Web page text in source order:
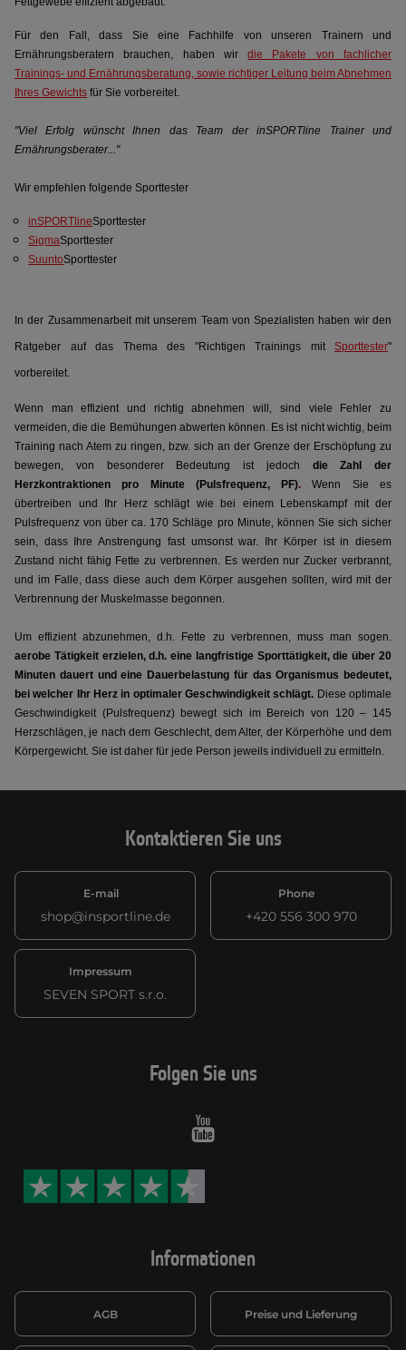
Für den Fall, dass Sie eine Fachhilfe von unseren Trainern und
Ernährungsberatern brauchen, haben wirdie Pakete von fachlicher
Trainings- und Ernährungsberatung, sowie richtiger Leitung beim Abnehmen
Ihres Gewichts für Sie vorbereitet.
"Viel Erfolg wünscht Ihnen das Team der inSPORTline Trainer und
Ernährungsberater..."
Wir empfehlen folgende Sporttester
inSPORTlineSporttester
SigmaSporttester
SuuntoSporttester
In der Zusammenarbeit mit unserem Team von Spezialisten haben wir den
Ratgeber auf das Thema des "Richtigen Trainings mit Sporttester"
vorbereitet.
Wenn man effizient und richtig abnehmen will, sind viele Fehler zu
vermeiden, die die Bemühungen abwerten können. Es ist nicht wichtig, beim
Training nach Atem zu ringen, bzw. sich an der Grenze der Erschöpfung zu
bewegen, von besonderer Bedeutung ist jedoch die Zahl der
Herzkontraktionen pro Minute (Pulsfrequenz, PF). Wenn Sie es
übertreiben und Ihr Herz schlägt wie bei einem Lebenskampf mit der
Pulsfrequenz von über ca. 170 Schläge pro Minute, können Sie sich sicher
sein, dass Ihre Anstrengung fast umsonst war. Ihr Körper ist in diesem
Zustand nicht fähig Fette zu verbrennen. Es werden nur Zucker verbrannt,
und im Falle, dass diese auch dem Körper ausgehen sollten, wird mit der
Verbrennung der Muskelmasse begonnen.
Um effizient abzunehmen, d.h. Fette zu verbrennen, muss man sogen.
aerobe Tätigkeit erzielen, d.h. eine langfristige Sporttätigkeit, die über 20
Minuten dauert und eine Dauerbelastung für das Organismus bedeutet,
bei welcher Ihr Herz in optimaler Geschwindigkeit schlägt. Diese optimale
Geschwindigkeit (Pulsfrequenz) bewegt sich im Bereich von 120 – 145
Herzschlägen, je nach dem Geschlecht, dem Alter, der Körperhöhe und dem
Körpergewicht. Sie ist daher für jede Person jeweils individuell zu ermitteln.
Kontaktieren Sie uns
E-mail
shop@insportline.de
Phone
+420 556 300 970
Impressum
SEVEN SPORT s.r.o.
Informationen
AGB Preise und Lieferung
Folgen Sie uns
Youtube